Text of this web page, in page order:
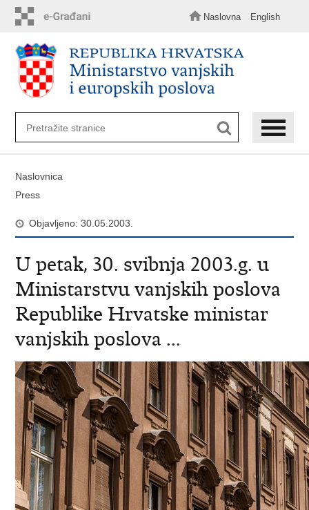
sadržaj
Naslovna English
Naslovnica
Press
Objavljeno: 30.05.2003.
U petak, 30. svibnja 2003.g. u
Ministarstvu vanjskih poslova
Republike Hrvatske ministar
vanjskih poslova ...